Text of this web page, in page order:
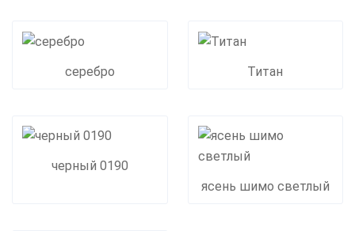
серебро Титан
черный 0190
ясень шимо светлый